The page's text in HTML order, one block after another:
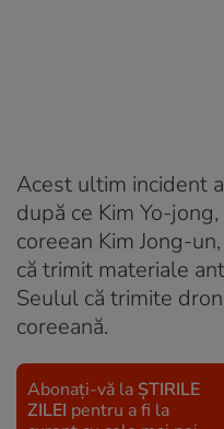
Acest ultim incident
după ce Kim Yo-
coreean Kim Jong-
că trimit materiale
Seulul că trimite
coreeană.
Abonați-vă la ȘTIRILE
ZILEI pentru a fi la